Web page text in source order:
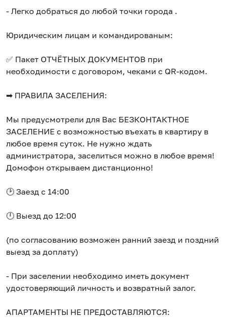
- Легко добраться до любой точки города .
Юридическим лицам и командированым:
✅ Пакет ОТЧЁТНЫХ ДОКУМЕНТОВ при
необходимости с договором, чеками с QR-кодом.
➡ ПРАВИЛА ЗАСЕЛЕНИЯ:
Мы предусмотрели для Вас БЕЗКОНТАКТНОЕ
ЗАСЕЛЕНИЕ с возможностью въехать в квартиру в
любое время суток. Не нужно ждать
администратора, заселиться можно в любое время!
Домофон открываем дистанционно!
🕑 Заезд с 14:00
🕛 Выезд до 12:00
(по согласованию возможен ранний заезд и поздний
выезд за доплату)
-​ При заселении необходимо иметь документ
удостоверяющий личность и возвратный залог.
АПАРТАМЕНТЫ НЕ ПРЕДОСТАВЛЯЮТСЯ: